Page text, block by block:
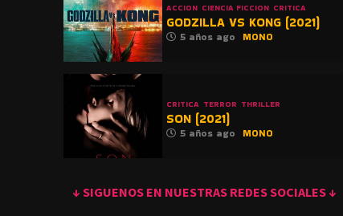
ACCION CIENCIA FICCION CRITICA
GODZILLA VS KONG (2021)
5 años ago MONO
CRITICA TERROR THRILLER
SON (2021)
5 años ago MONO
↓ SIGUENOS EN NUESTRAS REDES SOCIALES ↓